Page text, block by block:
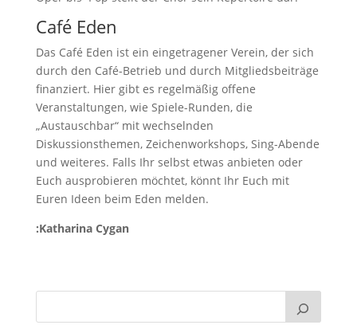
Café Eden
Das Café Eden ist ein eingetragener Verein, der sich
durch den Café-Betrieb und durch Mitgliedsbeiträge
finanziert. Hier gibt es regelmäßig offene
Veranstaltungen, wie Spiele-Runden, die
„Austauschbar“ mit wechselnden
Diskussionsthemen, Zeichenworkshops, Sing-Abende
und weiteres. Falls Ihr selbst etwas anbieten oder
Euch ausprobieren möchtet, könnt Ihr Euch mit
Euren Ideen beim Eden melden.
:Katharina Cygan